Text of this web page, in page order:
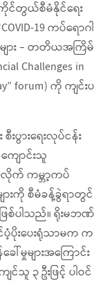
င်တွယ်စီမံနိုင်ရေး
19 ကပ်ရောဂါ
ျား – တတိယအကြိမ်
Challenges in
forum) ကို ကျင်းပ
ပွားရေးလုပ်ငန်း
ျောင်းသူ
အလိုက် ကမ္ဘာ့ကပ်
ားကို စီမံခန့်ခွဲရာတွင်
စ်ပါသည်။ ရိုးမဘဏ်
ပံ့ပိုးပေးရုံသာမက က
ါ်မှုများအကြောင်း
သူ ၃ ဦးဖြင့် ပါဝင်